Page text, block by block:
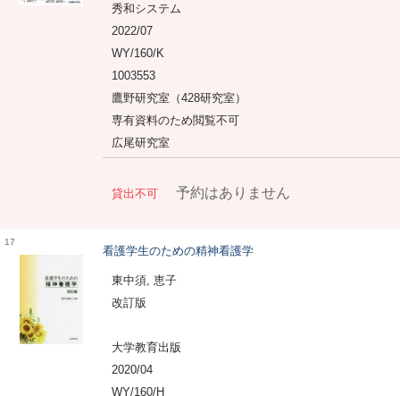
秀和システム
2022/07
WY/160/K
1003553
鷹野研究室（428研究室）
専有資料のため閲覧不可
広尾研究室
貸出不可 予約はありません
17
看護学生のための精神看護学
東中須, 恵子
改訂版
大学教育出版
2020/04
WY/160/H